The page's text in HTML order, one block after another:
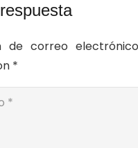
de correo
*